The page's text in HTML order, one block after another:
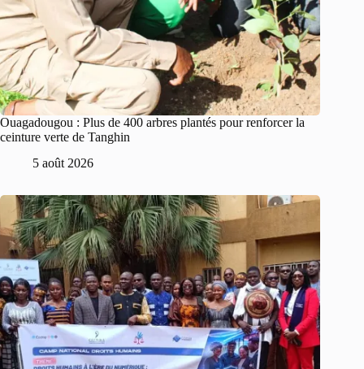
Ouagadougou : Plus de 400 arbres plantés pour renforcer la
ceinture verte de Tanghin
5 août 2026